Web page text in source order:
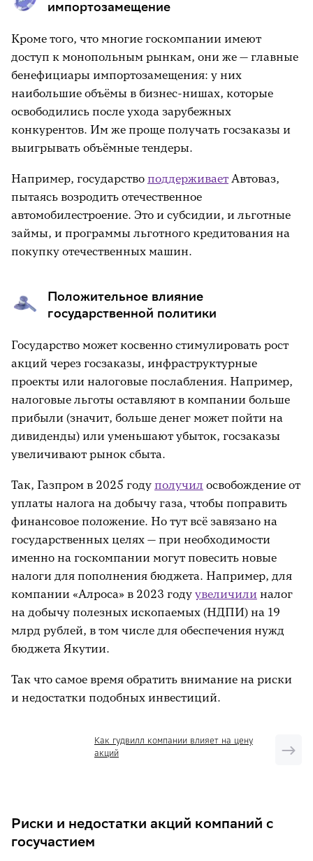
импортозамещение
Кроме того, что многие госкомпании имеют
доступ к монопольным рынкам, они же — главные
бенефициары импортозамещения: у них
наибольшие объёмы в бизнес-нишах, которые
освободились после ухода зарубежных
конкурентов. Им же проще получать госзаказы и
выигрывать объёмные тендеры.
Например, государство поддерживает Автоваз,
пытаясь возродить отечественное
автомобилестроение. Это и субсидии, и льготные
займы, и программы льготного кредитования на
покупку отечественных машин.
Положительное влияние
государственной политики
Государство может косвенно стимулировать рост
акций через госзаказы, инфраструктурные
проекты или налоговые послабления. Например,
налоговые льготы оставляют в компании больше
прибыли (значит, больше денег может пойти на
дивиденды) или уменьшают убыток, госзаказы
увеличивают рынок сбыта.
Так, Газпром в 2025 году получил освобождение от
уплаты налога на добычу газа, чтобы поправить
финансовое положение. Но тут всё завязано на
государственных целях — при необходимости
именно на госкомпании могут повесить новые
налоги для пополнения бюджета. Например, для
компании «Алроса» в 2023 году увеличили налог
на добычу полезных ископаемых (НДПИ) на 19
млрд рублей, в том числе для обеспечения нужд
бюджета Якутии.
Так что самое время обратить внимание на риски
и недостатки подобных инвестиций.
Как гудвилл компании влияет на цену
акций
Риски и недостатки акций компаний с
госучастием